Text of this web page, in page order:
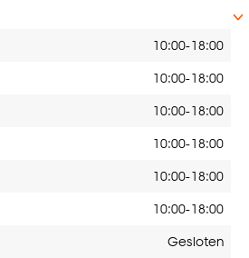
10:00-18:00
10:00-18:00
10:00-18:00
10:00-18:00
10:00-18:00
10:00-18:00
Gesloten